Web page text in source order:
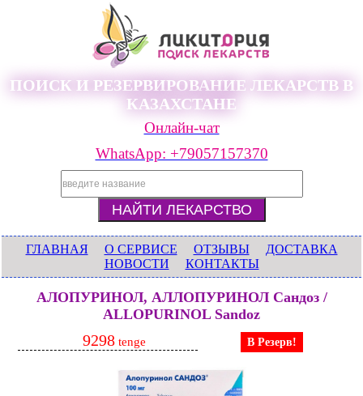
ПОИСК И РЕЗЕРВИРОВАНИЕ ЛЕКАРСТВ В
КАЗАХСТАНЕ
Онлайн-чат
WhatsApp: +79057157370
ГЛАВНАЯ О СЕРВИСЕ ОТЗЫВЫ
ДОСТАВКА
НОВОСТИ
КОНТАКТЫ
АЛОПУРИНОЛ, АЛЛОПУРИНОЛ Сандоз /
ALLOPURINOL Sandoz
9298 tenge В Резерв!